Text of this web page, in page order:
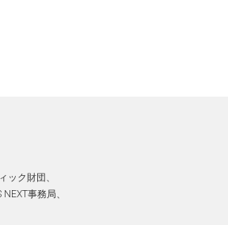
ック財団、
事務局、